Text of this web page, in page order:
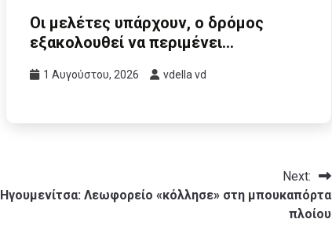
Οι μελέτες υπάρχουν, ο δρόμος
εξακολουθεί να περιμένει…
1 Αυγούστου, 2026 vdella vd
Next:
Ηγουμενίτσα: Λεωφορείο «κόλλησε» στη μπουκαπόρτα
πλοίου